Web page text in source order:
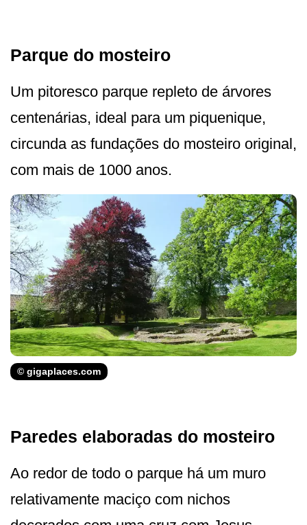
Parque do mosteiro
Um pitoresco parque repleto de árvores
centenárias, ideal para um piquenique,
circunda as fundações do mosteiro original,
com mais de 1000 anos.
© gigaplaces.com
Paredes elaboradas do mosteiro
Ao redor de todo o parque há um muro
relativamente maciço com nichos